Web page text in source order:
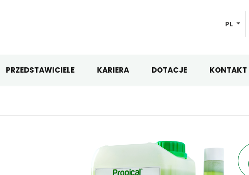
PL
PRZEDSTAWICIELE KARIERA DOTACJE KONTAKT